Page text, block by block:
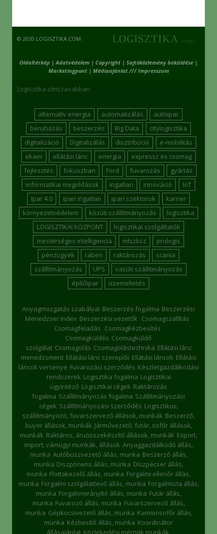
© 2020 LOGISZTIKA.COM
Oldaltérkép |Adatvédelem | Copyright | Sajtóközlemény beküldése |
Marketingpont| Médiaajánlat /// Impresszum
Logisztika címszavakban
alternatív energia automatizálás
autóipar
beruházás
beszerzés Big Data
citylogisztika
digitalizáció
Digitalizálás disztribúció
e-mobilitás
ekaer
ellátási lánc energia
expressz és csomag
fejlesztés
fokuszban Ford fuvarozás
gyártás
informatikai megoldások
ingatlan innováció
IoT
Ipar 4.0
ipari ingatlan ipari szektorok
karrier
környezetvédelem
közúti szállítmányozás
logisztika
LOGISZTIKAI KÖZPONT
logisztikai szolgáltatók
mesterséges intelligencia
mlszksz
prologis
pénzügyek
raben raktározás
scania
szállítmányozás
UPS
vasúti szállítmányozás
építőipar
üzemeltetés
Anyagmozgatás szabályai Beszerzés fogalma Beszerzési
Menedzser Index Beszerzési vezetők Csomagszállítás
Csomagfeladás Csomagkézbesítés
Csomagküldés Csomagküldő
szolgálat Csomagolás Csomagolástechnika Ellátási lánc
menedzsment Ellátási lánc szereplői Ellátási láncok Ellátási
láncok versenye Fuvarozási szerződés Készletgazdálkodási
rendszerek Logisztika fogalma Logisztikai
ügyintéző Logisztikai cégek Raktározás
fogalma Szállítmányozás fogalma Szállítmányozási
cégek Szállítmányozási szerződés Logisztikus,
szállítmányozó, fuvarszervező állások, munkák Beszerző,
buyer állások, munkák Járművezető, futár, sofőr állások,
munkák Raktáros, áruösszekészítő állások, munkák Export,
import, vámügyi munkák, állások Anyaggazdálkodó állás,
munka Autóbuszvezető állás, munka Beszerző állás,
munka Diszponens állás, munka Diszpécser állás,
munka Flottakezelő állás, munka Forgalmi ellenőr állás,
munka Forgalmi szolgálattevő állás, munka Forgalmista állás,
munka Forgalomirányító állás, munka Futár állás,
munka Fuvarozó állás, munka Fuvarszervező állás,
munka Gépkocsivezető állás, munka Kamionsofőr állás,
munka Kézbesítő állás, munka Koordinátor
állásajánlat Közlekedési mérnök munkák,